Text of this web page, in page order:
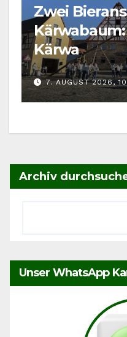
Zwei
Kärwa
7. AUGUST 2026,
Archiv
Unser WhatsApp